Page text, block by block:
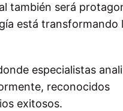
también será
está transformando
especialistas
reconocidos
exitosos.